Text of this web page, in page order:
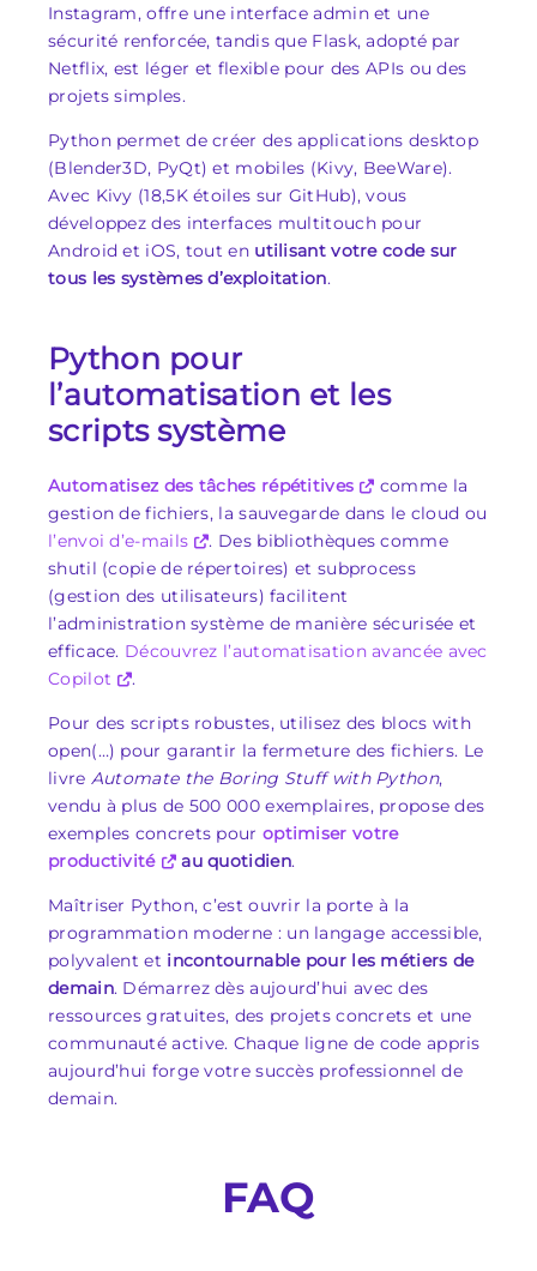
Instagram, offre une interface admin et une
sécurité renforcée, tandis que Flask, adopté par
Netflix, est léger et flexible pour des APIs ou des
projets simples.
Python permet de créer des applications desktop
(Blender3D, PyQt) et mobiles (Kivy, BeeWare).
Avec Kivy (18,5K étoiles sur GitHub), vous
développez des interfaces multitouch pour
Android et iOS, tout en utilisant votre code sur
tous les systèmes d’exploitation.
Python pour
l’automatisation et les
scripts système
Automatisez des tâches répétitives
comme la
gestion de fichiers, la sauvegarde dans le cloud ou
l’envoi d’e-mails
. Des bibliothèques comme
shutil (copie de répertoires) et subprocess
(gestion des utilisateurs) facilitent
l’administration système de manière sécurisée et
efficace. Découvrez l’automatisation avancée avec
Copilot
.
Pour des scripts robustes, utilisez des blocs with
open(…) pour garantir la fermeture des fichiers. Le
livre Automate the Boring Stuff with Python,
vendu à plus de 500 000 exemplaires, propose des
exemples concrets pour optimiser votre
productivité
au quotidien.
Maîtriser Python, c’est ouvrir la porte à la
programmation moderne : un langage accessible,
polyvalent et incontournable pour les métiers de
demain. Démarrez dès aujourd’hui avec des
ressources gratuites, des projets concrets et une
communauté active. Chaque ligne de code appris
aujourd’hui forge votre succès professionnel de
demain.
FAQ